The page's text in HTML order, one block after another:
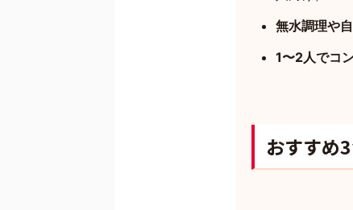
無水調理や
1〜2人でコ
おすすめ